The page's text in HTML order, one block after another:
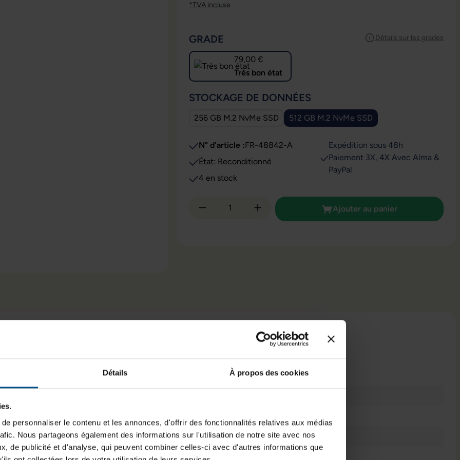
Détails À propos des cookies
personnaliser le contenu et les annonces, d'offrir des fonctionnalités relatives aux médias
Nous partageons également des informations sur l'utilisation de notre site avec nos
de publicité et d'analyse, qui peuvent combiner celles-ci avec d'autres informations que
*TVA incluse
Détails sur les grades
SÉLECTIONNEZ
GRADE
79,00 €
Très bon état
SÉLECTIONNEZ
STOCKAGE DE DONNÉES
256 GB M.2 NvMe SSD 512 GB M.2 NvMe SSD
N° d'article :FR-48842-A
État: Reconditionné
4 en stock
Expédition sous 48h
Paiement 3X, 4X Avec Alma &
PayPal
Quantité de produit : Entrez la quantité
Ajouter au panier
M.2 2280, conçu pour
Il s’appuie sur une
3D BiCS à 64 couches
avec mémoire cache
aux usages bureautiques,
Caractéristiques techniques
Type de produit: SSD M.2 - interne
Vitesse de lecture: